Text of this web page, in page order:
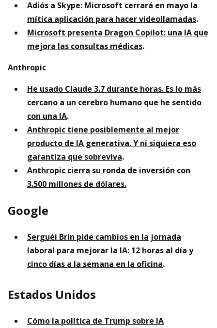
Adiós a Skype: Microsoft cerrará en mayo la
mítica aplicación para hacer videollamadas.
Microsoft presenta Dragon Copilot: una IA que
mejora las consultas médicas.
Anthropic
He usado Claude 3.7 durante horas. Es lo más
cercano a un cerebro humano que he sentido
con una IA.
Anthropic tiene posiblemente al mejor
producto de IA generativa. Y ni siquiera eso
garantiza que sobreviva.
Anthropic cierra su ronda de inversión con
3.500 millones de dólares.
Google
Serguéi Brin pide cambios en la jornada
laboral para mejorar la IA: 12 horas al día y
cinco días a la semana en la oficina.
Estados Unidos
Cómo la política de Trump sobre IA